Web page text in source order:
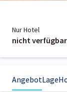
Nur Hotel
nicht verfügbar
AngebotLage